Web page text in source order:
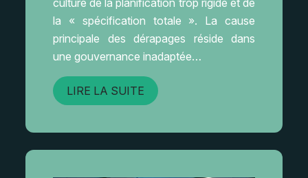
la « spécification totale ». La cause
principale des dérapages réside dans
une gouvernance inadaptée…
LIRE LA SUITE